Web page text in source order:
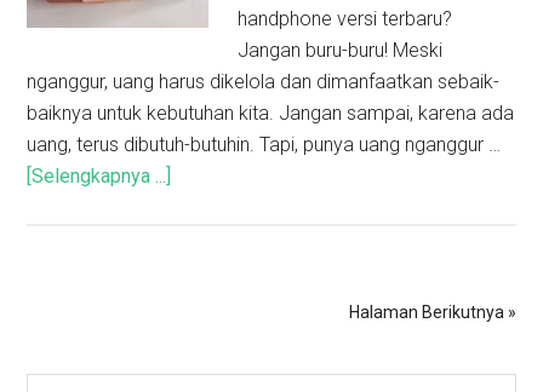
handphone versi terbaru?
Jangan buru-buru! Meski
nganggur, uang harus dikelola dan dimanfaatkan sebaik-
baiknya untuk kebutuhan kita. Jangan sampai, karena ada
uang, terus dibutuh-butuhin. Tapi, punya uang nganggur …
[Selengkapnya ...]
Halaman Berikutnya »